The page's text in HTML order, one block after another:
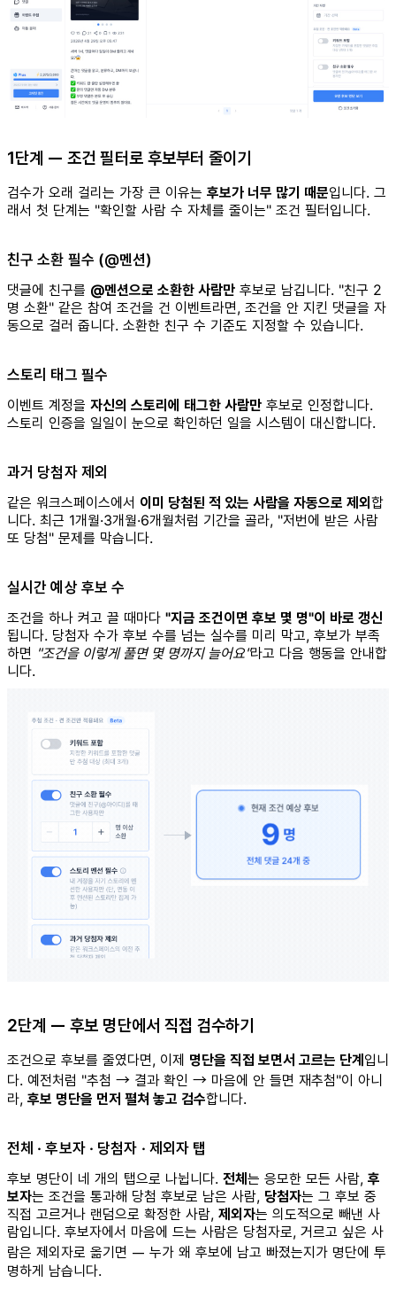
1단계 — 조건 필터로 후보부터 줄이기
검수가 오래 걸리는 가장 큰 이유는 후보가 너무 많기 때문입니다. 그
래서 첫 단계는 "확인할 사람 수 자체를 줄이는" 조건 필터입니다.
친구 소환 필수 (@멘션)
댓글에 친구를 @멘션으로 소환한 사람만 후보로 남깁니다. "친구 2
명 소환" 같은 참여 조건을 건 이벤트라면, 조건을 안 지킨 댓글을 자
동으로 걸러 줍니다. 소환한 친구 수 기준도 지정할 수 있습니다.
스토리 태그 필수
이벤트 계정을 자신의 스토리에 태그한 사람만 후보로 인정합니다.
스토리 인증을 일일이 눈으로 확인하던 일을 시스템이 대신합니다.
과거 당첨자 제외
같은 워크스페이스에서 이미 당첨된 적 있는 사람을 자동으로 제외합
니다. 최근 1개월·3개월·6개월처럼 기간을 골라, "저번에 받은 사람
또 당첨" 문제를 막습니다.
실시간 예상 후보 수
조건을 하나 켜고 끌 때마다 "지금 조건이면 후보 몇 명"이 바로 갱신
됩니다. 당첨자 수가 후보 수를 넘는 실수를 미리 막고, 후보가 부족
하면 "조건을 이렇게 풀면 몇 명까지 늘어요"라고 다음 행동을 안내합
니다.
2단계 — 후보 명단에서 직접 검수하기
조건으로 후보를 줄였다면, 이제 명단을 직접 보면서 고르는 단계입니
다. 예전처럼 "추첨 → 결과 확인 → 마음에 안 들면 재추첨"이 아니
라, 후보 명단을 먼저 펼쳐 놓고 검수합니다.
전체 · 후보자 · 당첨자 · 제외자 탭
후보 명단이 네 개의 탭으로 나뉩니다. 전체는 응모한 모든 사람, 후
보자는 조건을 통과해 당첨 후보로 남은 사람, 당첨자는 그 후보 중
직접 고르거나 랜덤으로 확정한 사람, 제외자는 의도적으로 빼낸 사
람입니다. 후보자에서 마음에 드는 사람은 당첨자로, 거르고 싶은 사
람은 제외자로 옮기면 — 누가 왜 후보에 남고 빠졌는지가 명단에 투
명하게 남습니다.